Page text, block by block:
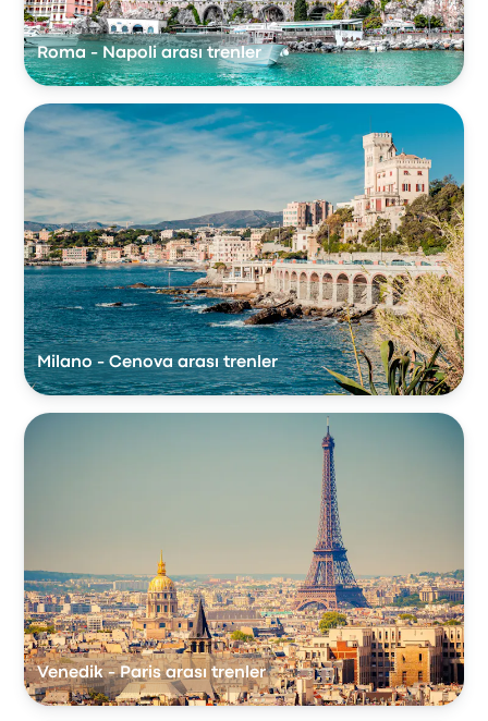
Roma - Napoli arası trenler
Milano - Cenova arası trenler
Venedik - Paris arası trenler